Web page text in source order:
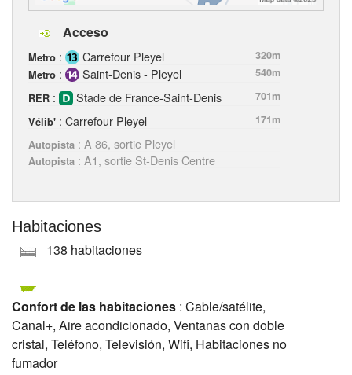
Acceso
Metro : Carrefour Pleyel
320m
Metro : Saint-Denis - Pleyel
540m
RER : Stade de France-Saint-Denis
701m
Vélib' : Carrefour Pleyel
171m
Autopista : A 86, sortie Pleyel
Autopista : A1, sortie St-Denis Centre
Habitaciones
138 habitaciones
Confort de las habitaciones : Cable/satélite,
Canal+, Aire acondicionado, Ventanas con doble
cristal, Teléfono, Televisión, Wifi, Habitaciones no
fumador